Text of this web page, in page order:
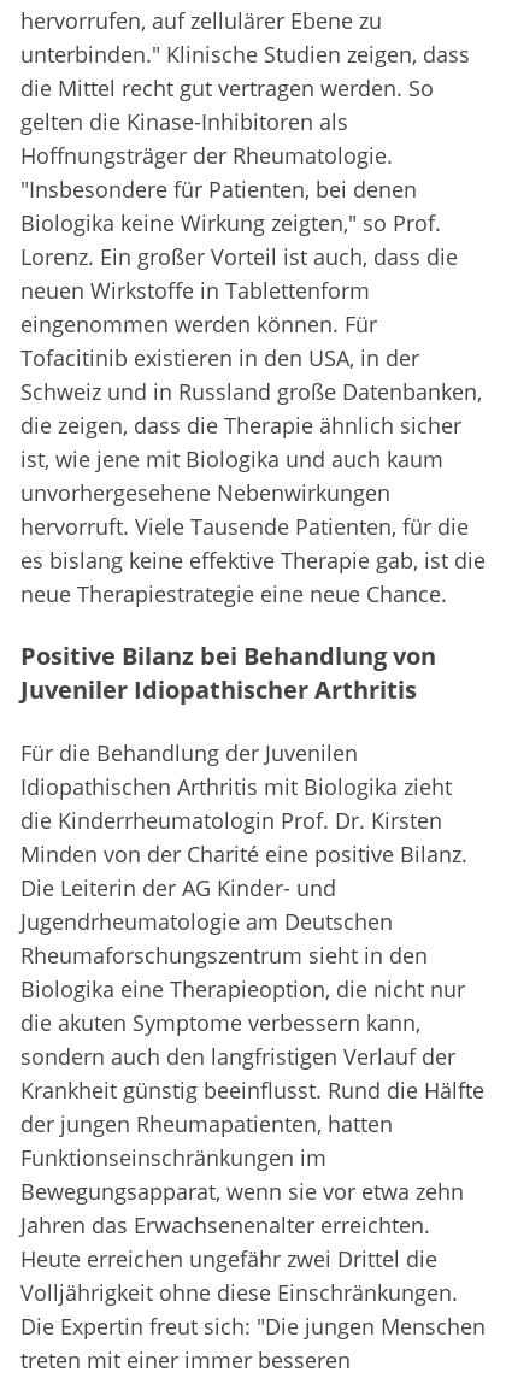
hervorrufen, auf zellulärer Ebene zu
unterbinden." Klinische Studien zeigen, dass
die Mittel recht gut vertragen werden. So
gelten die Kinase-Inhibitoren als
Hoffnungsträger der Rheumatologie.
"Insbesondere für Patienten, bei denen
Biologika keine Wirkung zeigten," so Prof.
Lorenz. Ein großer Vorteil ist auch, dass die
neuen Wirkstoffe in Tablettenform
eingenommen werden können. Für
Tofacitinib existieren in den USA, in der
Schweiz und in Russland große Datenbanken,
die zeigen, dass die Therapie ähnlich sicher
ist, wie jene mit Biologika und auch kaum
unvorhergesehene Nebenwirkungen
hervorruft. Viele Tausende Patienten, für die
es bislang keine effektive Therapie gab, ist die
neue Therapiestrategie eine neue Chance.
Positive Bilanz bei Behandlung von
Juveniler Idiopathischer Arthritis
Für die Behandlung der Juvenilen
Idiopathischen Arthritis mit Biologika zieht
die Kinderrheumatologin Prof. Dr. Kirsten
Minden von der Charité eine positive Bilanz.
Die Leiterin der AG Kinder- und
Jugendrheumatologie am Deutschen
Rheumaforschungszentrum sieht in den
Biologika eine Therapieoption, die nicht nur
die akuten Symptome verbessern kann,
sondern auch den langfristigen Verlauf der
Krankheit günstig beeinflusst. Rund die Hälfte
der jungen Rheumapatienten, hatten
Funktionseinschränkungen im
Bewegungsapparat, wenn sie vor etwa zehn
Jahren das Erwachsenenalter erreichten.
Heute erreichen ungefähr zwei Drittel die
Volljährigkeit ohne diese Einschränkungen.
Die Expertin freut sich: "Die jungen Menschen
treten mit einer immer besseren